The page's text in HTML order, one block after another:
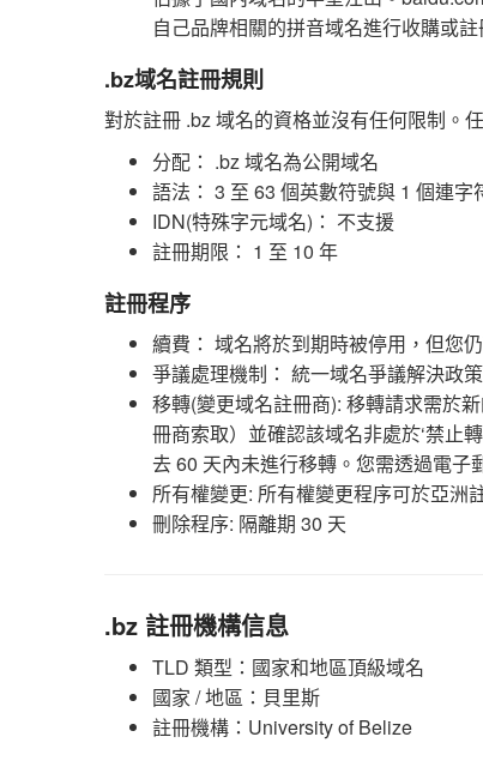
自己品牌相關的拼音域名進行收購或註
.bz域名註冊規則
對於註冊 .bz 域名的資格並沒有任何限制。
分配： .bz 域名為公開域名
語法： 3 至 63 個英數符號與 1 個連
IDN(特殊字元域名)： 不支援
註冊期限： 1 至 10 年
註冊程序
續費： 域名將於到期時被停用，但您
爭議處理機制： 統一域名爭議解決政策
移轉(變更域名註冊商): 移轉請求需於
冊商索取）並確認該域名非處於‘禁止
去 60 天內未進行移轉。您需透過電子
所有權變更: 所有權變更程序可於亞洲
刪除程序: 隔離期 30 天
.bz 註冊機構信息
TLD 類型：國家和地區頂級域名
國家 / 地區：貝里斯
註冊機構：University of Belize